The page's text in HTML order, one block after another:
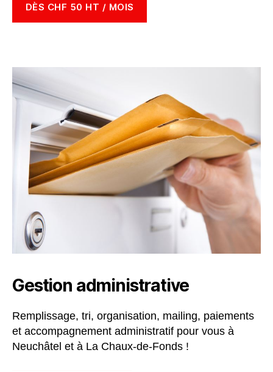
DÈS CHF 50 HT / MOIS
Gestion administrative
Remplissage, tri, organisation, mailing, paiements
et accompagnement administratif pour vous à
Neuchâtel et à La Chaux-de-Fonds !